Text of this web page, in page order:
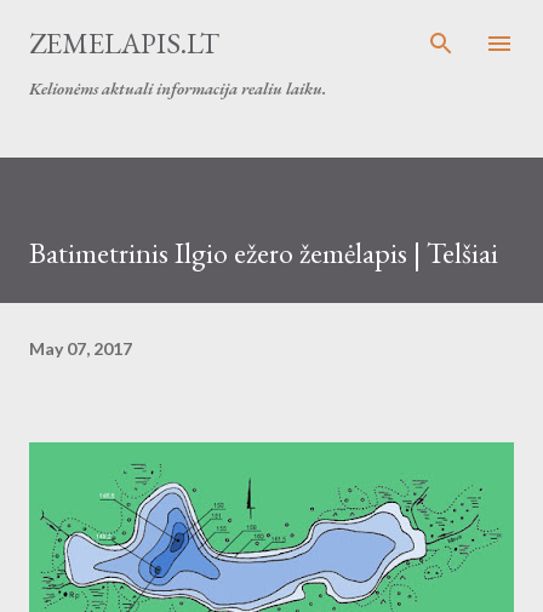
Skip to main content
ZEMELAPIS.LT
Kelionėms aktuali informacija realiu laiku.
Batimetrinis Ilgio ežero žemėlapis | Telšiai
May 07, 2017